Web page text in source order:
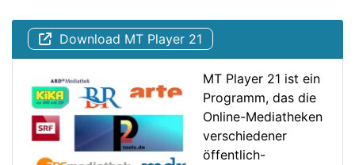
Download MT Player 21
MT Player 21 ist ein
Programm, das die
Online-Mediatheken
verschiedener
öffentlich-